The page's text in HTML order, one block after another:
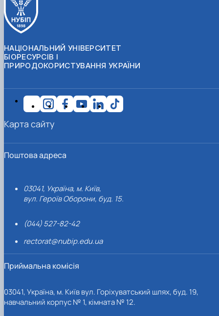
НАЦІОНАЛЬНИЙ УНІВЕРСИТЕТ
БІОРЕСУРСІВ І
ПРИРОДОКОРИСТУВАННЯ УКРАЇНИ
Поштова адреса
03041, Україна, м. Київ,
вул. Героїв Оборони, буд. 15.
(044) 527-82-42
rectorat@nubip.edu.ua
Приймальна комісія
03041, Україна, м. Київ вул. Горіхуватський шлях, буд. 19,
навчальний корпус № 1, кімната № 12.
Карта сайту